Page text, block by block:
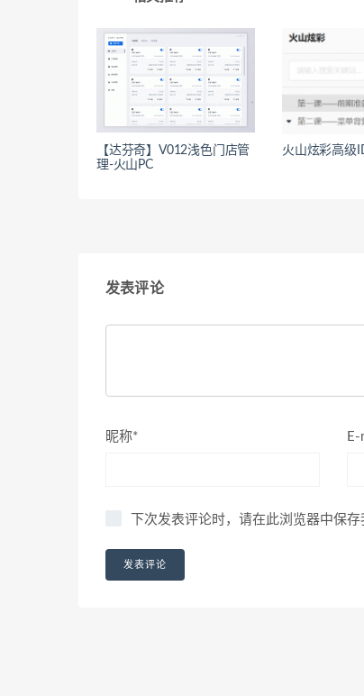
【达芬奇】V012浅色门店管
理-火山PC
火山炫彩高级
发表评论
昵称* E-
下次发表评论时，请在此浏览器中保